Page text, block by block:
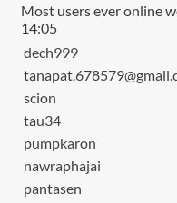
Most users ever online
14:05
dech999
scion
tau34
pumpkaron
nawraphajai
pantasen